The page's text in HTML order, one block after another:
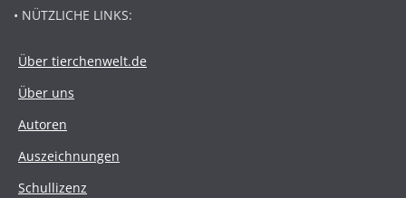
• NÜTZLICHE LINKS:
Über tierchenwelt.de
Über uns
Autoren
Auszeichnungen
Schullizenz